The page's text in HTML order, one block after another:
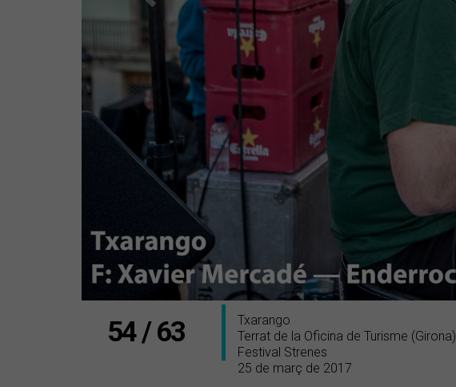
54 / 63
Txarango
Terrat de la Oficina de Turisme (Girona)
Festival Strenes
25 de març de 2017